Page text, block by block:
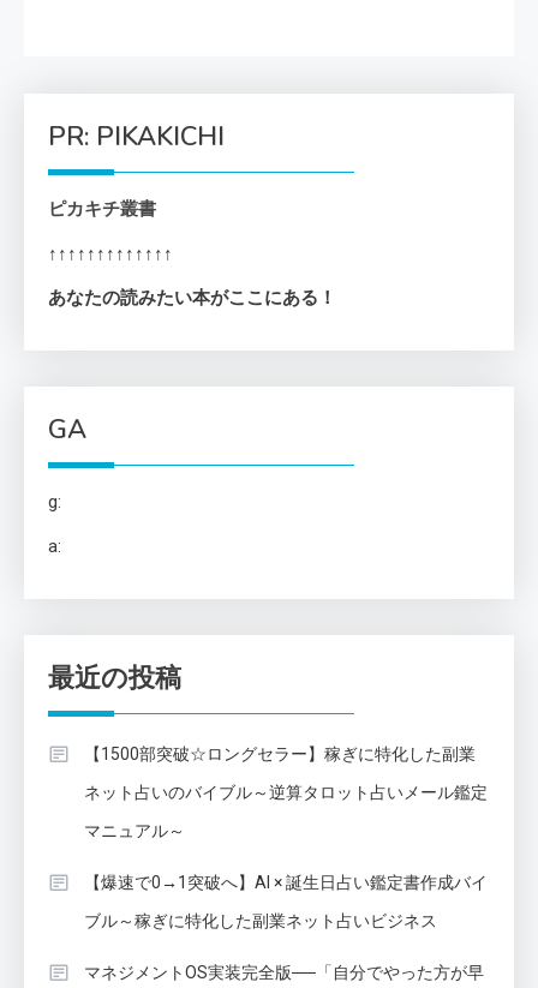
PR: PIKAKICHI
ピカキチ叢書
↑↑↑↑↑↑↑↑↑↑↑↑↑
あなたの読みたい本がここにある！
GA
g:
a:
最近の投稿
【1500部突破☆ロングセラー】稼ぎに特化した副業
ネット占いのバイブル～逆算タロット占いメール鑑定
マニュアル～
【爆速で0→1突破へ】AI × 誕生日占い鑑定書作成バイ
ブル～稼ぎに特化した副業ネット占いビジネス
マネジメントOS実装完全版──「自分でやった方が早